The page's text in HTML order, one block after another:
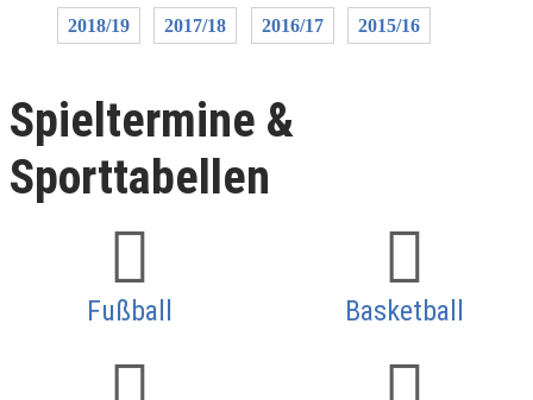
2018/19 2017/18 2016/17 2015/16
Spieltermine &
Sporttabellen
Fußball Basketball